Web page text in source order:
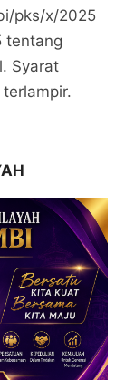
pks/x/2025
tentang
Syarat